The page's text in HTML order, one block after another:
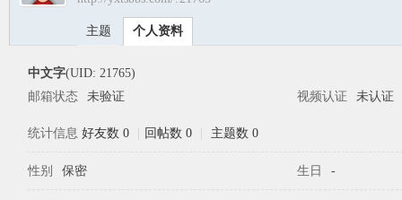
›
主题 个人资料
中文字(UID: 21765)
邮箱状态
未验证 视频认证 未认证
统计信息 好友数 0 回帖数 0 主题数 0
性别 保密 生日 -